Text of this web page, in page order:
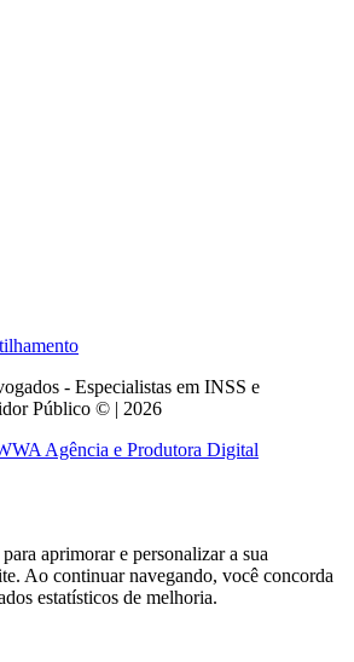
- Especialistas em INSS e
Público © | 2026
aprimorar e personalizar a sua
Ao continuar navegando, você concorda
estatísticos de melhoria.